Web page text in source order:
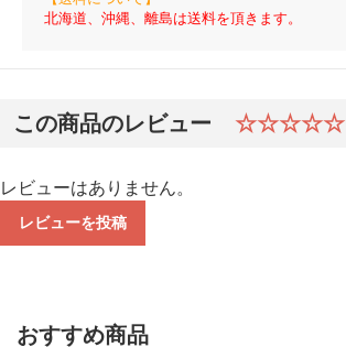
北海道、沖縄、離島は送料を頂きます。
この商品のレビュー ☆☆☆☆☆
レビューはありません。
レビューを投稿
おすすめ商品